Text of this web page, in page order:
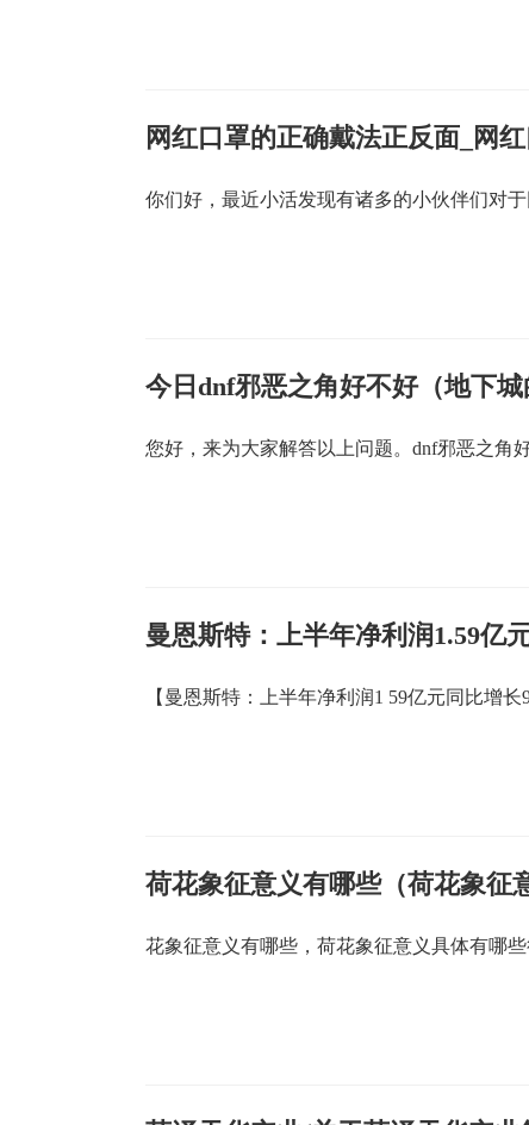
网红口罩的正确戴法正反面_网
你们好，最近小活发现有诸多的小伙伴们对
今日dnf邪恶之角好不好（地下
您好，来为大家解答以上问题。dnf邪恶之角
曼恩斯特：上半年净利润1.59亿
【曼恩斯特：上半年净利润1 59亿元同比增长
荷花象征意义有哪些（荷花象征
花象征意义有哪些，荷花象征意义具体有哪